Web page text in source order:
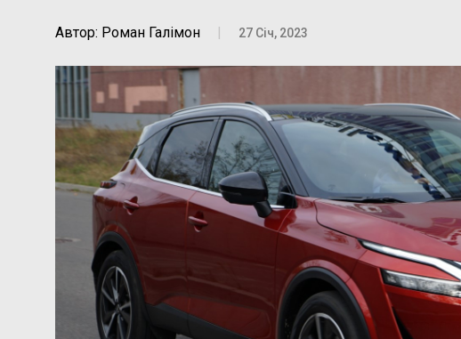
Автор: Роман Галімон | 27 Січ, 2023